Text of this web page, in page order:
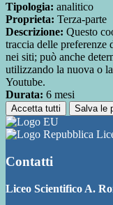
Tipologia: analitico
Proprieta: Terza-parte
Descrizione: Questo
traccia delle preferenze
nei siti; può anche
utilizzando la nuova o
Youtube.
Durata: 6 mesi
Accetta tutti Salva le
Contatti
Liceo Scientifico A.